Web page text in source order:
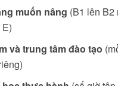
muốn nâng (B1 lên B2
và trung tâm đào tạo